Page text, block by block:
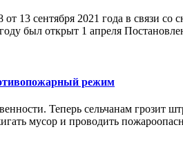
13 сентября 2021 года в связи
был открыт 1 апреля
режим
Теперь сельчанам
мусор и проводить